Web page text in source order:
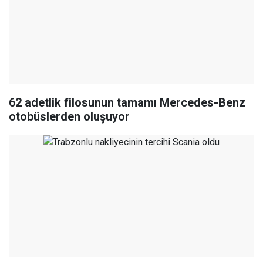
62 adetlik filosunun tamamı Mercedes-Benz
otobüslerden oluşuyor